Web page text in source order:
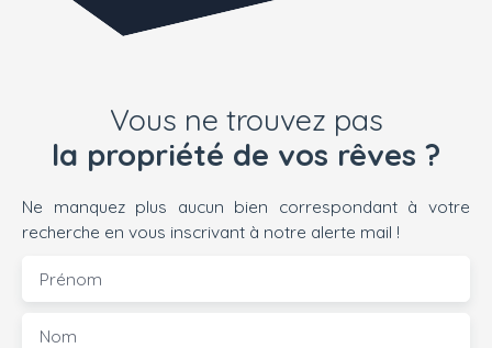
Vous ne trouvez pas
la propriété de vos rêves ?
Ne manquez plus aucun bien correspondant à votre
recherche en vous inscrivant à notre alerte mail !
Prénom
Nom